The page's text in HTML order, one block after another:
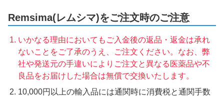
Remsima(レムシマ)をご注文時のご注意
いかなる理由においてもご入金後の返品・返金は承れ
ないことをご了承のうえ、ご注文ください。なお、弊
社や発送元の手違いによりご注文と異なる医薬品や不
良品をお届けした場合は無償で交換いたします。
10,000円以上の輸入品には通関時に消費税と通関手数